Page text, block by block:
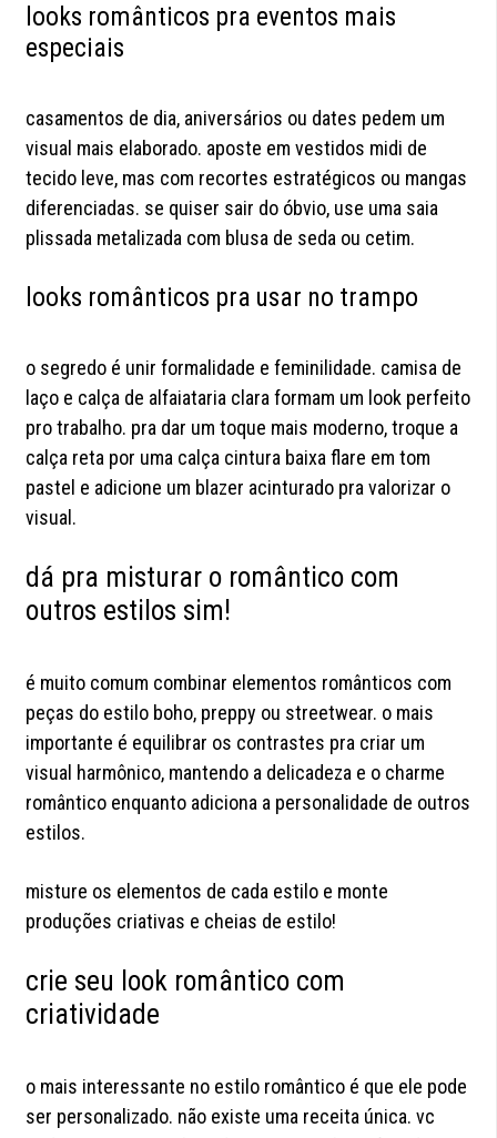
looks românticos pra eventos mais
especiais
casamentos de dia, aniversários ou dates pedem um
visual mais elaborado. aposte em vestidos midi de
tecido leve, mas com recortes estratégicos ou mangas
diferenciadas. se quiser sair do óbvio, use uma saia
plissada metalizada com blusa de seda ou cetim.
looks românticos pra usar no trampo
o segredo é unir formalidade e feminilidade. camisa de
laço e calça de alfaiataria clara formam um look perfeito
pro trabalho. pra dar um toque mais moderno, troque a
calça reta por uma calça cintura baixa flare em tom
pastel e adicione um blazer acinturado pra valorizar o
visual.
dá pra misturar o romântico com
outros estilos sim!
é muito comum combinar elementos românticos com
peças do estilo boho, preppy ou streetwear. o mais
importante é equilibrar os contrastes pra criar um
visual harmônico, mantendo a delicadeza e o charme
romântico enquanto adiciona a personalidade de outros
estilos.
misture os elementos de cada estilo e monte
produções criativas e cheias de estilo!
crie seu look romântico com
criatividade
o mais interessante no estilo romântico é que ele pode
ser personalizado. não existe uma receita única. vc